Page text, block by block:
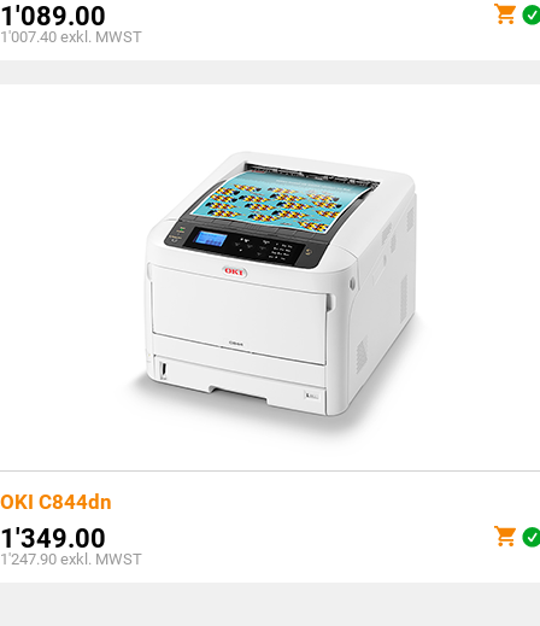
1'089.00
1'007.40 exkl. MWST
OKI C844dn
1'349.00
1'247.90 exkl. MWST